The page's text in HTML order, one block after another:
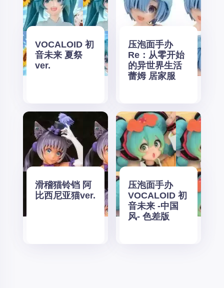
VOCALOID 初
音未来 夏祭
ver.
压泡面手办
Re：从零开始
的异世界生活
蕾姆 居家服
滑稽猫铃铛 阿
比西尼亚猫ver.
压泡面手办
VOCALOID 初
音未来 -中国
风- 色差版